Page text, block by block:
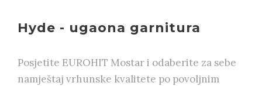
Hyde - ugaona garnitura
Posjetite EUROHIT Mostar i odaberite za sebe
namještaj vrhunske kvalitete po povoljnim